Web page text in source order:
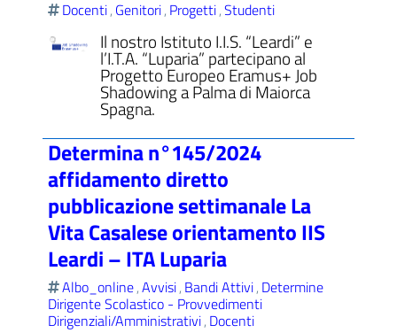
del sito
Docenti, Genitori, Progetti,Studenti
Il nostro Istituto I.I.S. “Leardi” e
l’I.T.A. “Luparia” partecipano al
Progetto Europeo Eramus+ Job
Shadowing a Palma di Maiorca
Spagna.
Determina n°145/2024
affidamento diretto
pubblicazione settimanale La
Vita Casalese orientamento IIS
Leardi – ITA Luparia
Albo_online,Avvisi, Bandi Attivi, Determine
Dirigente Scolastico - Provvedimenti
Dirigenziali/Amministrativi, Docenti